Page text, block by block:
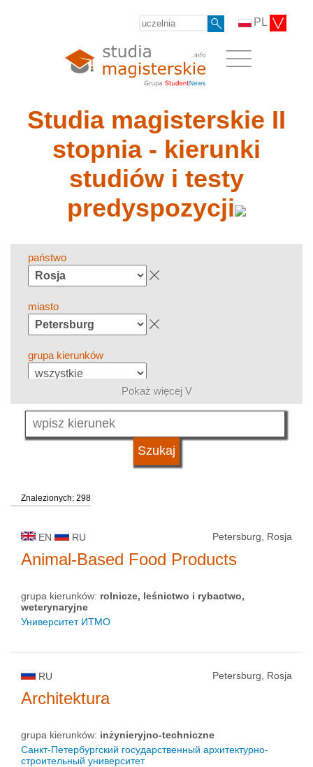
PL
Studia magisterskie II
stopnia - kierunki
studiów i testy
predyspozycji
państwo
miasto
grupa kierunków
język
status uczelni
Pokaż więcej V
Znalezionych: 298
EN RU Petersburg, Rosja
Animal-Based Food Products
grupa kierunków: rolnicze, leśnictwo i rybactwo,
weterynaryjne
Университет ИТМО
RU Petersburg, Rosja
Architektura
grupa kierunków: inżynieryjno-techniczne
Санкт-Петербургский государственный архитектурно-
строительный университет